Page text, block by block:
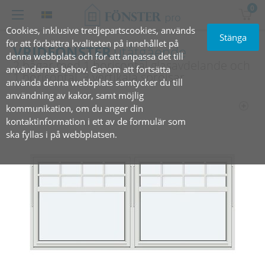
Cookies, inklusive tredjepartscookies, används
för att förbättra kvaliteten på innehållet på
denna webbplats och för att anpassa det till
användarnas behov. Genom att fortsätta
använda denna webbplats samtycker du till
användning av kakor, samt möjlig
kommunikation, om du anger din
kontaktinformation i ett av de formulär som
ska fyllas i på webbplatsen.
Stänga
0
VRIDFÖNSTERutåtgående
2 bågar med 1 horisontal glasavdelande och
1 horisontal, 3 vertikala‎ spröjsar